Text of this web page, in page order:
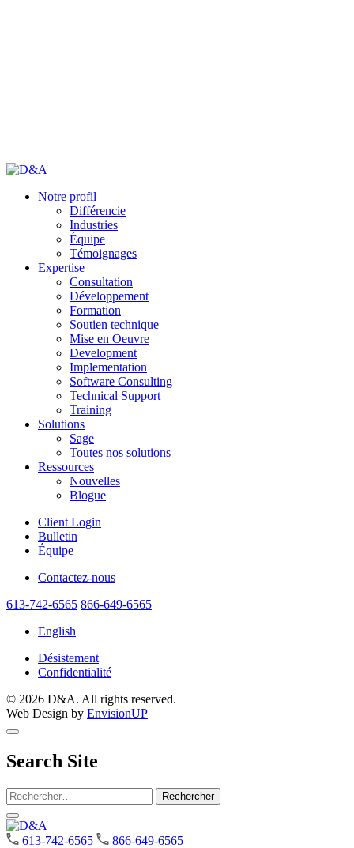
Notre profil
Différencie
Industries
Équipe
Témoignages
Expertise
Consultation
Développement
Formation
Soutien technique
Mise en Oeuvre
Development
Implementation
Software Consulting
Technical Support
Training
Solutions
Sage
Toutes nos solutions
Ressources
Nouvelles
Blogue
Client Login
Bulletin
Équipe
Contactez-nous
613-742-6565 866-649-6565
English
Désistement
Confidentialité
© 2026 D&A. All rights reserved.
Web Design by EnvisionUP
Search Site
Rechercher :
D&A
613-742-6565 866-649-6565